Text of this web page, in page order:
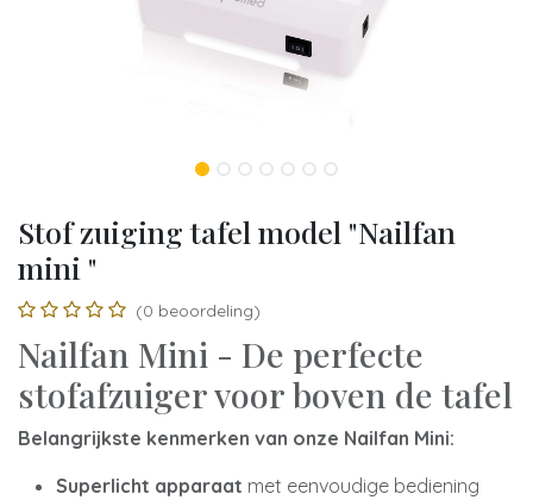
Stof zuiging tafel model "Nailfan
mini "
(0 beoordeling)
Nailfan Mini - De perfecte
stofafzuiger voor boven de tafel
Belangrijkste kenmerken van onze Nailfan Mini:
Superlicht apparaat met eenvoudige bediening